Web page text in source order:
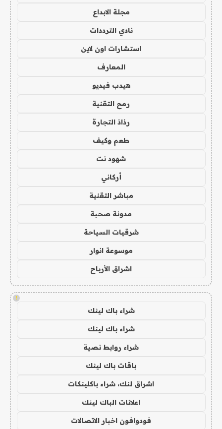
مجلة الابداع
نادي الترددات
استشارات اون لاين
المعارف
هيدب فيديو
رمح التقنية
رذاذ التجارة
طعم وكيف
شهود نت
أركاني
مباشر التقنية
مدونة صحبة
شرقيات السياحة
موسوعة انوار
اشراق الأرباح
!
شراء باك لينك
شراء باك لينك
شراء روابط نصية
باقات باك لينك
اشراق لنك، شراء باكلينكات
اعلانات الباك لينك
فودوافون اخبار الاتصالات